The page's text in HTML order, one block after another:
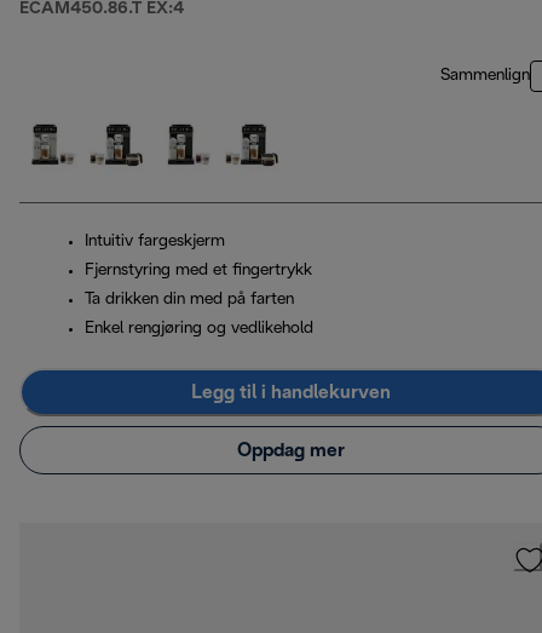
ECAM450.86.T EX:4
Sammenlign
Intuitiv fargeskjerm
Fjernstyring med et fingertrykk
Ta drikken din med på farten
Enkel rengjøring og vedlikehold
Legg til i handlekurven
Oppdag mer